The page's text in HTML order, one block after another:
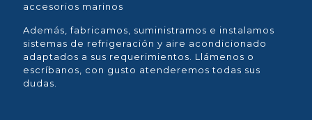
accesorios marinos
Además, fabricamos, suministramos e instalamos
sistemas de refrigeración y aire acondicionado
adaptados a sus requerimientos. Llámenos o
escríbanos, con gusto atenderemos todas sus
dudas.